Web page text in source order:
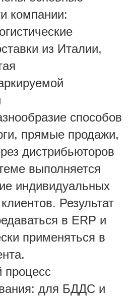
компании:
из Италии,
способов
прямые продажи,
дистрибьюторов
выполняется
индивидуальных
Результат
в ERP и
применяться в
для БДДС и